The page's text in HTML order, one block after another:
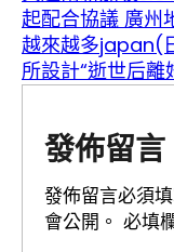
起配合協議 廣州
越來越多japan(
所設計“逝世后離
發佈留言
發佈留言必須
會公開。 必填